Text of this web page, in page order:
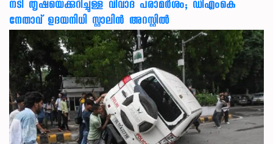
നടി തൃഷയെക്കുറിച്ചുള്ള വിവാദ പരാമർശം; ഡിഎംകെ
നേതാവ് ഉദയനിധി സ്റ്റാലിൻ അറസ്റ്റിൽ